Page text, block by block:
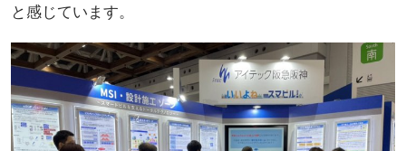
と感じています。